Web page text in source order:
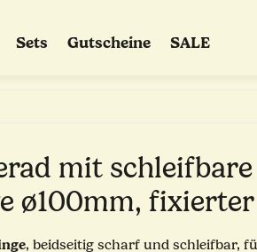
Sets Gutscheine SALE
mit schleifbare
ø100mm,
, beidseitig scharf und schleifbar,